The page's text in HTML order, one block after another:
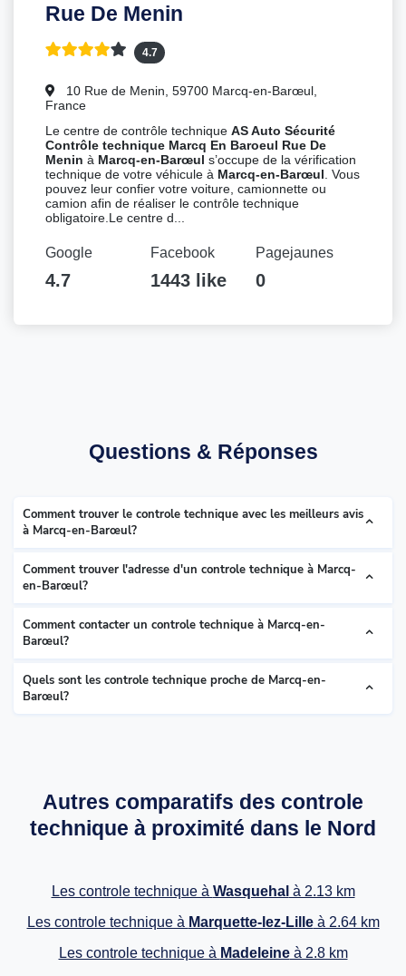
Rue De Menin
4.7
10 Rue de Menin, 59700 Marcq-en-Barœul,
France
Le centre de contrôle techniqueAS Auto Sécurité
Contrôle technique Marcq En Baroeul Rue De
Menin à Marcq-en-Barœul s’occupe de la vérification
technique de votre véhicule à Marcq-en-Barœul. Vous
pouvez leur confier votre voiture, camionnette ou
camion afin de réaliser le contrôle technique
obligatoire.Le centre d...
Google
4.7
Facebook
1443 like
Pagejaunes
0
Questions & Réponses
Comment trouver le controle technique avec les meilleurs avis
à Marcq-en-Barœul?
Comment trouver l'adresse d'un controle technique à Marcq-
en-Barœul?
Comment contacter un controle technique à Marcq-en-
Barœul?
Quels sont les controle technique proche de Marcq-en-
Barœul?
Autres comparatifs des controle
technique à proximité dans le Nord
Les controle technique à Wasquehal à 2.13 km
Les controle technique à Marquette-lez-Lilleà 2.64 km
Les controle technique à Madeleineà 2.8 km